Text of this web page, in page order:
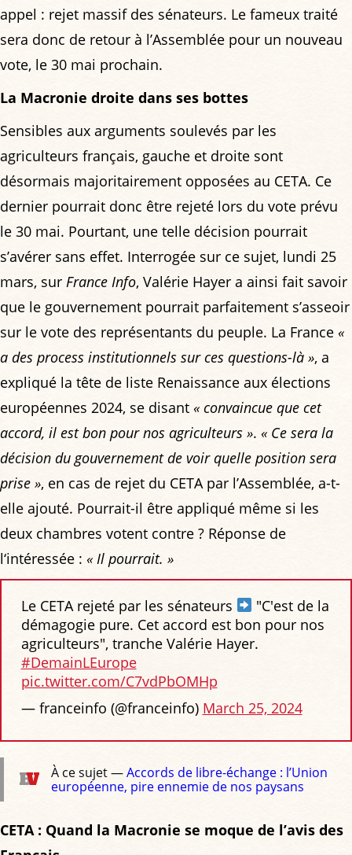
appel : rejet massif des sénateurs. Le fameux traité
sera donc de retour à l’Assemblée pour un nouveau
vote, le 30 mai prochain.
La Macronie droite dans ses bottes
Sensibles aux arguments soulevés par les
agriculteurs français, gauche et droite sont
désormais majoritairement opposées au CETA. Ce
dernier pourrait donc être rejeté lors du vote prévu
le 30 mai. Pourtant, une telle décision pourrait
s’avérer sans effet. Interrogée sur ce sujet, lundi 25
mars, sur France Info, Valérie Hayer a ainsi fait savoir
que le gouvernement pourrait parfaitement s’asseoir
sur le vote des représentants du peuple. La France «
a des process institutionnels sur ces questions-là », a
expliqué la tête de liste Renaissance aux élections
européennes 2024, se disant « convaincue que cet
accord, il est bon pour nos agriculteurs ». « Ce sera la
décision du gouvernement de voir quelle position sera
prise », en cas de rejet du CETA par l’Assemblée, a-t-
elle ajouté. Pourrait-il être appliqué même si les
deux chambres votent contre ? Réponse de
l‘intéressée : « Il pourrait. »
Le CETA rejeté par les sénateurs
"C'est de la
démagogie pure. Cet accord est bon pour nos
agriculteurs", tranche Valérie Hayer.
#DemainLEurope
pic.twitter.com/C7vdPbOMHp
— franceinfo (@franceinfo) March 25, 2024
À ce sujet —Accords de libre-échange : l’Union
européenne, pire ennemie de nos paysans
CETA : Quand la Macronie se moque de l’avis des